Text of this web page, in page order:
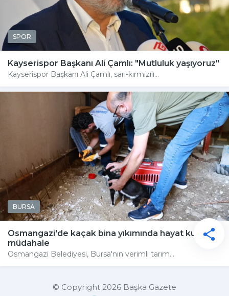
SPOR
Kayserispor Başkanı Ali Çamlı: "Mutluluk yaşıyoruz"
Kayserispor Başkanı Ali Çamlı, sarı-kırmızılı...
BURSA
Osmangazi'de kaçak bina yıkımında hayat kurtaran
müdahale
Osmangazi Belediyesi, Bursa'nın verimli tarım...
© Copyright 2026 Başka Gazete